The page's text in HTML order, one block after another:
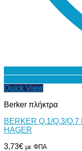
Quick View
Berker πλήκτρα
BERKER Q.1/Q.3/
HAGER
3,73€ με ΦΠΑ